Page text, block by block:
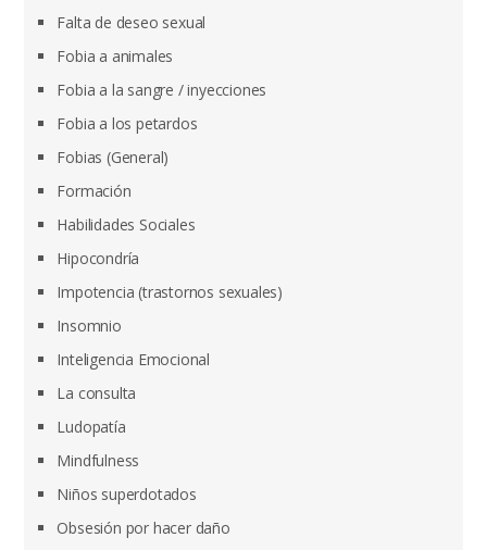
Falta de deseo sexual
Fobia a animales
Fobia a la sangre / inyecciones
Fobia a los petardos
Fobias (General)
Formación
Habilidades Sociales
Hipocondría
Impotencia (trastornos sexuales)
Insomnio
Inteligencia Emocional
La consulta
Ludopatía
Mindfulness
Niños superdotados
Obsesión por hacer daño